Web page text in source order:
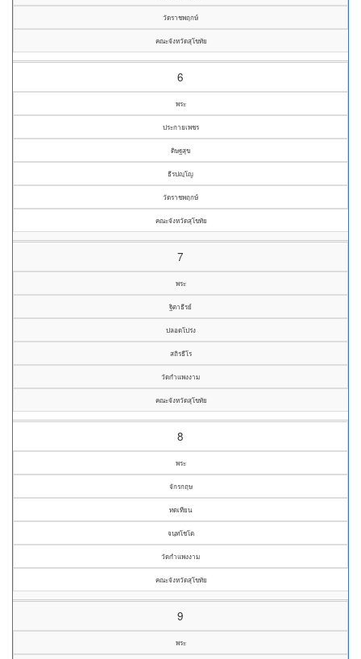
วัดราชพฤกษ์
คณะจังหวัดสุโขทัย
6
พระ
ประกายเพชร
ดิษฐสุข
ธีรปญฺโญ
วัดราชพฤกษ์
คณะจังหวัดสุโขทัย
7
พระ
ฐิตาธีรย์
ปลอดโปร่ง
สถิรธีโร
วัดกำแพงงาม
คณะจังหวัดสุโขทัย
8
พระ
จักรกฤษ
ทดเทียน
จนฺทโชโต
วัดกำแพงงาม
คณะจังหวัดสุโขทัย
9
พระ